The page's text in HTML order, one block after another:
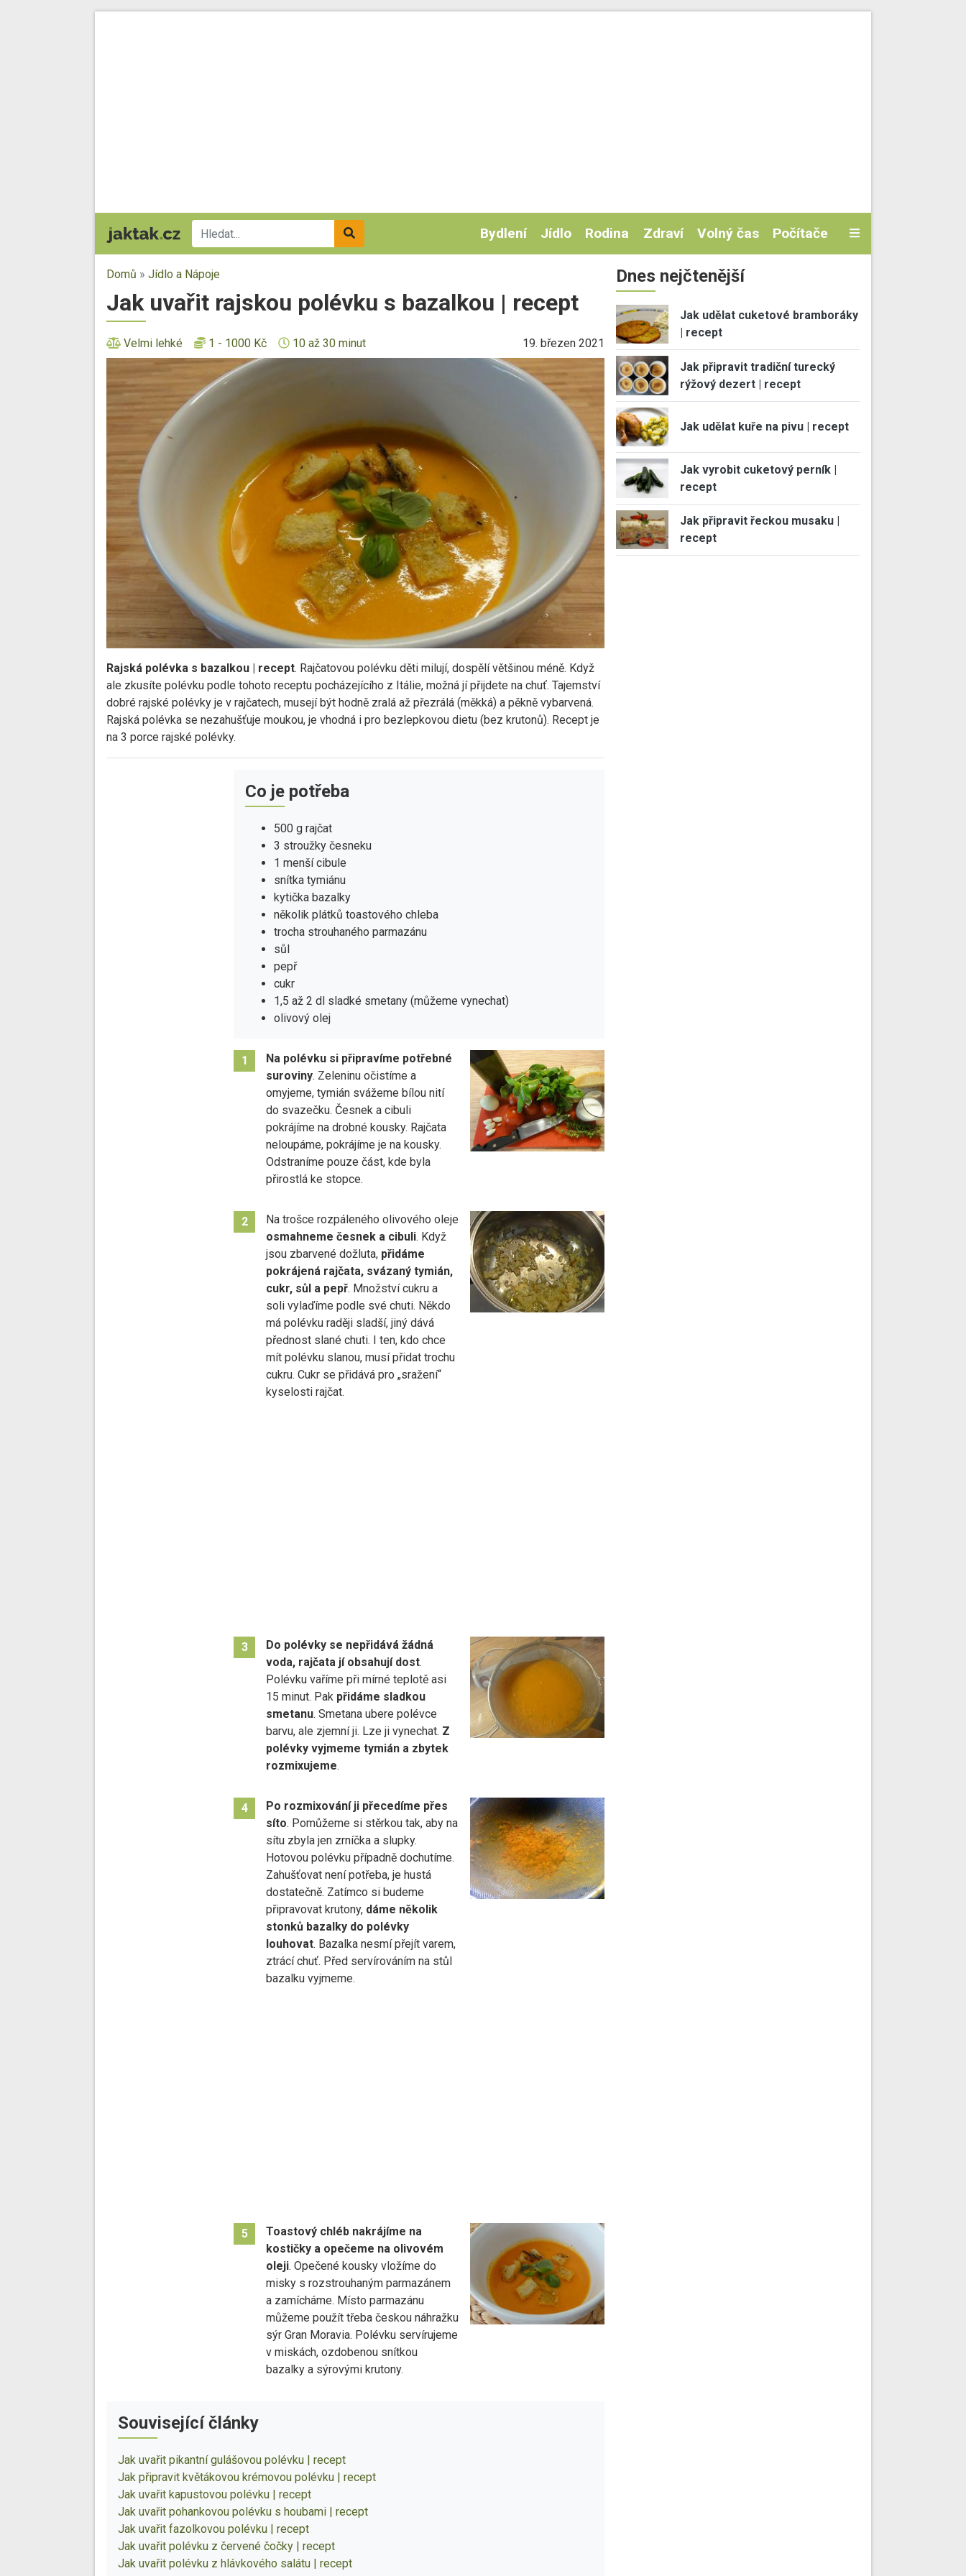
Bydlení Jídlo Rodina Zdraví Volný čas Počítače
Domů » Jídlo a Nápoje
Jak uvařit rajskou polévku s bazalkou | recept
Velmi lehké 1 - 1000 Kč 10 až 30 minut 19. březen 2021
Rajská polévka s bazalkou | recept. Rajčatovou polévku děti milují, dospělí většinou méně. Když
ale zkusíte polévku podle tohoto receptu pocházejícího z Itálie, možná jí přijdete na chuť. Tajemství
dobré rajské polévky je v rajčatech, musejí být hodně zralá až přezrálá (měkká) a pěkně vybarvená.
Rajská polévka se nezahušťuje moukou, je vhodná i pro bezlepkovou dietu (bez krutonů). Recept je
na 3 porce rajské polévky.
Co je potřeba
500 g rajčat
3 stroužky česneku
1 menší cibule
snítka tymiánu
kytička bazalky
několik plátků toastového chleba
trocha strouhaného parmazánu
sůl
pepř
cukr
1,5 až 2 dl sladké smetany (můžeme vynechat)
olivový olej
1
Na polévku si připravíme potřebné
suroviny. Zeleninu očistíme a
omyjeme, tymián svážeme bílou nití
do svazečku. Česnek a cibuli
pokrájíme na drobné kousky. Rajčata
neloupáme, pokrájíme je na kousky.
Odstraníme pouze část, kde byla
přirostlá ke stopce.
2
Na trošce rozpáleného olivového oleje
osmahneme česnek a cibuli. Když
jsou zbarvené dožluta, přidáme
pokrájená rajčata, svázaný tymián,
cukr, sůl a pepř. Množství cukru a
soli vylaďíme podle své chuti. Někdo
má polévku raději sladší, jiný dává
přednost slané chuti. I ten, kdo chce
mít polévku slanou, musí přidat trochu
cukru. Cukr se přidává pro „sražení“
kyselosti rajčat.
3
Do polévky se nepřidává žádná
voda, rajčata jí obsahují dost.
Polévku vaříme při mírné teplotě asi
15 minut. Pak přidáme sladkou
smetanu. Smetana ubere polévce
barvu, ale zjemní ji. Lze ji vynechat. Z
polévky vyjmeme tymián a zbytek
rozmixujeme.
4
Po rozmixování ji přecedíme přes
síto. Pomůžeme si stěrkou tak, aby na
sítu zbyla jen zrníčka a slupky.
Hotovou polévku případně dochutíme.
Zahušťovat není potřeba, je hustá
dostatečně. Zatímco si budeme
připravovat krutony, dáme několik
stonků bazalky do polévky
louhovat. Bazalka nesmí přejít varem,
ztrácí chuť. Před servírováním na stůl
bazalku vyjmeme.
5
Toastový chléb nakrájíme na
kostičky a opečeme na olivovém
oleji. Opečené kousky vložíme do
misky s rozstrouhaným parmazánem
a zamícháme. Místo parmazánu
můžeme použít třeba českou náhražku
sýr Gran Moravia. Polévku servírujeme
v miskách, ozdobenou snítkou
bazalky a sýrovými krutony.
Související články
Jak uvařit pikantní gulášovou polévku | recept
Jak připravit květákovou krémovou polévku | recept
Jak uvařit kapustovou polévku | recept
Jak uvařit pohankovou polévku s houbami | recept
Jak uvařit fazolkovou polévku | recept
Jak uvařit polévku z červené čočky | recept
Jak uvařit polévku z hlávkového salátu | recept
Dnes nejčtenější
Jak udělat cuketové bramboráky
| recept
Jak připravit tradiční turecký
rýžový dezert | recept
Jak udělat kuře na pivu | recept
Jak vyrobit cuketový perník |
recept
Jak připravit řeckou musaku |
recept